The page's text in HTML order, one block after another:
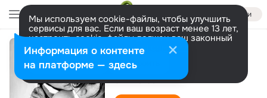
Войти
Мы используем cookie-файлы, чтобы улучшить
сервисы для вас. Если ваш возраст менее 13 лет,
настроить cookie-файлы должен ваш законный
представитель. Больше информации
Разрешить все Настроить
Navruz S-guladi
522-23-03
Информация о контенте
на платформе — здесь